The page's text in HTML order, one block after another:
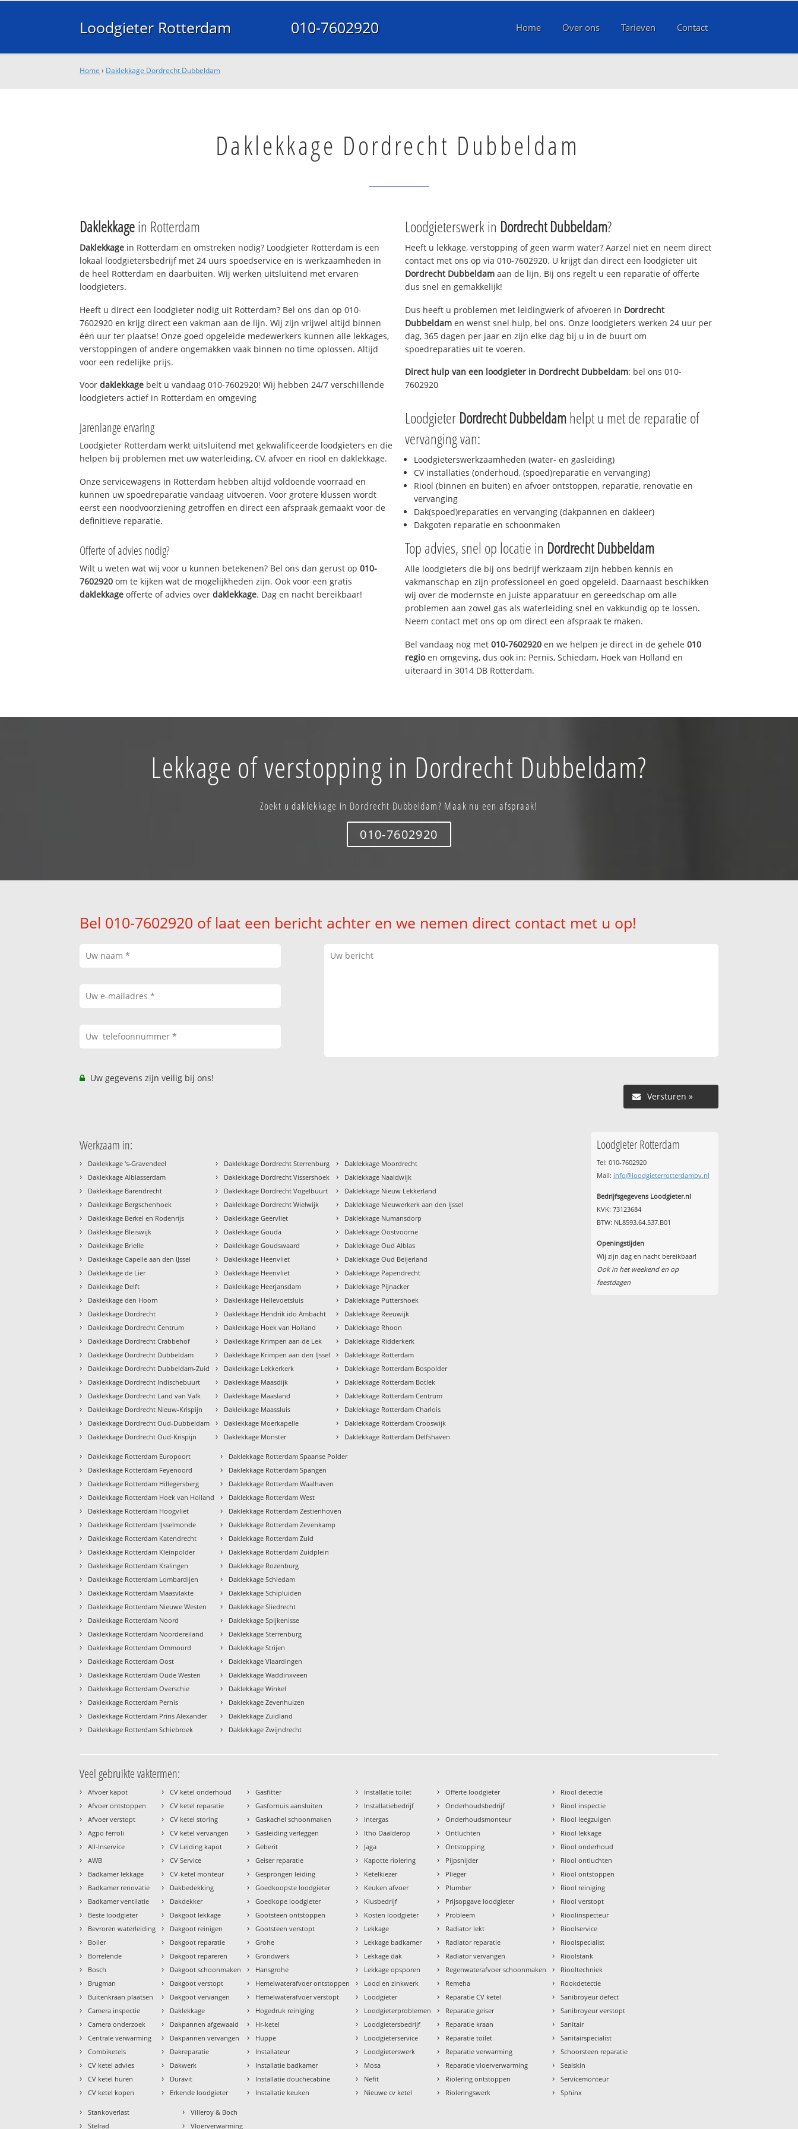
Loodgieter Rotterdam 010-7602920 Home Over ons Tarieven Contact
Home › Daklekkage Dordrecht Dubbeldam
Daklekkage Dordrecht Dubbeldam
Daklekkagein Rotterdam
Daklekkage in Rotterdam en omstreken nodig? Loodgieter Rotterdam is een
lokaal loodgietersbedrijf met 24 uurs spoedservice en is werkzaamheden in
de heel Rotterdam en daarbuiten. Wij werken uitsluitend met ervaren
loodgieters.
Heeft u direct een loodgieter nodig uit Rotterdam? Bel ons dan op 010-
7602920 en krijg direct een vakman aan de lijn. Wij zijn vrijwel altijd binnen
één uur ter plaatse! Onze goed opgeleide medewerkers kunnen alle lekkages,
verstoppingen of andere ongemakken vaak binnen no time oplossen. Altijd
voor een redelijke prijs.
Voordaklekkage belt u vandaag 010-7602920! Wij hebben 24/7 verschillende
loodgieters actief in Rotterdam en omgeving
Jarenlange ervaring
Loodgieter Rotterdam werkt uitsluitend met gekwalificeerde loodgieters en die
helpen bij problemen met uw waterleiding, CV, afvoer en riool en daklekkage.
Onze servicewagens in Rotterdam hebben altijd voldoende voorraad en
kunnen uw spoedreparatie vandaag uitvoeren. Voor grotere klussen wordt
eerst een noodvoorziening getroffen en direct een afspraak gemaakt voor de
definitieve reparatie.
Offerte of advies nodig?
Wilt u weten wat wij voor u kunnen betekenen? Bel ons dan gerust op010-
7602920 om te kijken wat de mogelijkheden zijn. Ook voor een gratis
daklekkage offerte of advies overdaklekkage. Dag en nacht bereikbaar!
Loodgieterswerk in Dordrecht Dubbeldam?
Heeft u lekkage, verstopping of geen warm water? Aarzel niet en neem direct
contact met ons op via 010-7602920. U krijgt dan direct een loodgieter uit
Dordrecht Dubbeldam aan de lijn. Bij ons regelt u een reparatie of offerte
dus snel en gemakkelijk!
Dus heeft u problemen met leidingwerk of afvoeren in Dordrecht
Dubbeldam en wenst snel hulp, bel ons. Onze loodgieters werken 24 uur per
dag, 365 dagen per jaar en zijn elke dag bij u in de buurt om
spoedreparaties uit te voeren.
Direct hulp van een loodgieter in Dordrecht Dubbeldam: bel ons 010-
7602920
Loodgieter Dordrecht Dubbeldamhelpt u met de reparatie of
vervanging van:
Loodgieterswerkzaamheden (water- en gasleiding)
CV installaties (onderhoud, (spoed)reparatie en vervanging)
Riool (binnen en buiten) en afvoer ontstoppen, reparatie, renovatie en
vervanging
Dak(spoed)reparaties en vervanging (dakpannen en dakleer)
Dakgoten reparatie en schoonmaken
Top advies, snel op locatie in Dordrecht Dubbeldam
Alle loodgieters die bij ons bedrijf werkzaam zijn hebben kennis en
vakmanschap en zijn professioneel en goed opgeleid. Daarnaast beschikken
wij over de modernste en juiste apparatuur en gereedschap om alle
problemen aan zowel gas als waterleiding snel en vakkundig op te lossen.
Neem contact met ons op om direct een afspraak te maken.
Bel vandaag nog met 010-7602920 en we helpen je direct in de gehele 010
regioen omgeving, dus ook in: Pernis, Schiedam, Hoek van Holland en
uiteraard in 3014 DB Rotterdam.
Lekkage of verstopping in Dordrecht Dubbeldam?
Zoekt u daklekkage in Dordrecht Dubbeldam? Maak nu een afspraak!
010-7602920
Bel 010-7602920 of laat een bericht achter en we nemen direct contact met u op!
Uw gegevens zijn veilig bij ons!
Versturen »
Werkzaam in:
› Daklekkage 's-Gravendeel
› Daklekkage Alblasserdam
› Daklekkage Barendrecht
› Daklekkage Bergschenhoek
› Daklekkage Berkel en Rodenrijs
› Daklekkage Bleiswijk
› Daklekkage Brielle
› Daklekkage Capelle aan den IJssel
› Daklekkage de Lier
› Daklekkage Delft
› Daklekkage den Hoorn
› Daklekkage Dordrecht
› Daklekkage Dordrecht Centrum
› Daklekkage Dordrecht Crabbehof
› Daklekkage Dordrecht Dubbeldam
› Daklekkage Dordrecht Dubbeldam-Zuid
› Daklekkage Dordrecht Indischebuurt
› Daklekkage Dordrecht Land van Valk
› Daklekkage Dordrecht Nieuw-Krispijn
› Daklekkage Dordrecht Oud-Dubbeldam
› Daklekkage Dordrecht Oud-Krispijn
› Daklekkage Dordrecht Sterrenburg
› Daklekkage Dordrecht Vissershoek
› Daklekkage Dordrecht Vogelbuurt
› Daklekkage Dordrecht Wielwijk
› Daklekkage Geervliet
› Daklekkage Gouda
› Daklekkage Goudswaard
› Daklekkage Heenvliet
› Daklekkage Heenvliet
› Daklekkage Heerjansdam
› Daklekkage Hellevoetsluis
› Daklekkage Hendrik ido Ambacht
› Daklekkage Hoek van Holland
› Daklekkage Krimpen aan de Lek
› Daklekkage Krimpen aan den IJssel
› Daklekkage Lekkerkerk
› Daklekkage Maasdijk
› Daklekkage Maasland
› Daklekkage Maassluis
› Daklekkage Moerkapelle
› Daklekkage Monster
› Daklekkage Moordrecht
› Daklekkage Naaldwijk
› Daklekkage Nieuw Lekkerland
› Daklekkage Nieuwerkerk aan den Ijssel
› Daklekkage Numansdorp
› Daklekkage Oostvoorne
› Daklekkage Oud Alblas
› Daklekkage Oud Beijerland
› Daklekkage Papendrecht
› Daklekkage Pijnacker
› Daklekkage Puttershoek
› Daklekkage Reeuwijk
› Daklekkage Rhoon
› Daklekkage Ridderkerk
› Daklekkage Rotterdam
› Daklekkage Rotterdam Bospolder
› Daklekkage Rotterdam Botlek
› Daklekkage Rotterdam Centrum
› Daklekkage Rotterdam Charlois
› Daklekkage Rotterdam Crooswijk
› Daklekkage Rotterdam Delfshaven
› Daklekkage Rotterdam Europoort
› Daklekkage Rotterdam Feyenoord
› Daklekkage Rotterdam Hillegersberg
› Daklekkage Rotterdam Hoek van Holland
› Daklekkage Rotterdam Hoogvliet
› Daklekkage Rotterdam IJsselmonde
› Daklekkage Rotterdam Katendrecht
› Daklekkage Rotterdam Kleinpolder
› Daklekkage Rotterdam Kralingen
› Daklekkage Rotterdam Lombardijen
› Daklekkage Rotterdam Maasvlakte
› Daklekkage Rotterdam Nieuwe Westen
› Daklekkage Rotterdam Noord
› Daklekkage Rotterdam Noordereiland
› Daklekkage Rotterdam Ommoord
› Daklekkage Rotterdam Oost
› Daklekkage Rotterdam Oude Westen
› Daklekkage Rotterdam Overschie
› Daklekkage Rotterdam Pernis
› Daklekkage Rotterdam Prins Alexander
› Daklekkage Rotterdam Schiebroek
› Daklekkage Rotterdam Spaanse Polder
› Daklekkage Rotterdam Spangen
› Daklekkage Rotterdam Waalhaven
› Daklekkage Rotterdam West
› Daklekkage Rotterdam Zestienhoven
› Daklekkage Rotterdam Zevenkamp
› Daklekkage Rotterdam Zuid
› Daklekkage Rotterdam Zuidplein
› Daklekkage Rozenburg
› Daklekkage Schiedam
› Daklekkage Schipluiden
› Daklekkage Sliedrecht
› Daklekkage Spijkenisse
› Daklekkage Sterrenburg
› Daklekkage Strijen
› Daklekkage Vlaardingen
› Daklekkage Waddinxveen
› Daklekkage Winkel
› Daklekkage Zevenhuizen
› Daklekkage Zuidland
› Daklekkage Zwijndrecht
Loodgieter Rotterdam
Tel: 010-7602920
Mail: info@loodgieterrotterdambv.nl
Bedrijfsgegevens Loodgieter.nl
KVK: 73123684
BTW: NL8593.64.537.B01
Openingstijden
Wij zijn dag en nacht bereikbaar!
Ook in het weekend en op
feestdagen
Veel gebruikte vaktermen:
› Afvoer kapot
› Afvoer ontstoppen
› Afvoer verstopt
› Agpo ferroli
› All-Inservice
› AWB
› Badkamer lekkage
› Badkamer renovatie
› Badkamer ventilatie
› Beste loodgieter
› Bevroren waterleiding
› Boiler
› Borrelende
› Bosch
› Brugman
› Buitenkraan plaatsen
› Camera inspectie
› Camera onderzoek
› Centrale verwarming
› Combiketels
› CV ketel advies
› CV ketel huren
› CV ketel kopen
› CV ketel onderhoud
› CV ketel reparatie
› CV ketel storing
› CV ketel vervangen
› CV Leiding kapot
› CV Service
› CV-ketel monteur
› Dakbedekking
› Dakdekker
› Dakgoot lekkage
› Dakgoot reinigen
› Dakgoot reparatie
› Dakgoot repareren
› Dakgoot schoonmaken
› Dakgoot verstopt
› Dakgoot vervangen
› Daklekkage
› Dakpannen afgewaaid
› Dakpannen vervangen
› Dakreparatie
› Dakwerk
› Duravit
› Erkende loodgieter
› Gasfitter
› Gasfornuis aansluiten
› Gaskachel schoonmaken
› Gasleiding verleggen
› Geberit
› Geiser reparatie
› Gesprongen leiding
› Goedkoopste loodgieter
› Goedkope loodgieter
› Gootsteen ontstoppen
› Gootsteen verstopt
› Grohe
› Grondwerk
› Hansgrohe
› Hemelwaterafvoer ontstoppen
› Hemelwaterafvoer verstopt
› Hogedruk reiniging
› Hr-ketel
› Huppe
› Installateur
› Installatie badkamer
› Installatie douchecabine
› Installatie keuken
› Installatie toilet
› Installatiebedrijf
› Intergas
› Itho Daalderop
› Jaga
› Kapotte riolering
› Ketelkiezer
› Keuken afvoer
› Klusbedrijf
› Kosten loodgieter
› Lekkage
› Lekkage badkamer
› Lekkage dak
› Lekkage opsporen
› Lood en zinkwerk
› Loodgieter
› Loodgieterproblemen
› Loodgietersbedrijf
› Loodgieterservice
› Loodgieterswerk
› Mosa
› Nefit
› Nieuwe cv ketel
› Offerte loodgieter
› Onderhoudsbedrijf
› Onderhoudsmonteur
› Ontluchten
› Ontstopping
› Pijpsnijder
› Plieger
› Plumber
› Prijsopgave loodgieter
› Probleem
› Radiator lekt
› Radiator reparatie
› Radiator vervangen
› Regenwaterafvoer schoonmaken
› Remeha
› Reparatie CV ketel
› Reparatie geiser
› Reparatie kraan
› Reparatie toilet
› Reparatie verwarming
› Reparatie vloerverwarming
› Riolering ontstoppen
› Rioleringswerk
› Riool detectie
› Riool inspectie
› Riool leegzuigen
› Riool lekkage
› Riool onderhoud
› Riool ontluchten
› Riool ontstoppen
› Riool reiniging
› Riool verstopt
› Rioolinspecteur
› Rioolservice
› Rioolspecialist
› Rioolstank
› Riooltechniek
› Rookdetectie
› Sanibroyeur defect
› Sanibroyeur verstopt
› Sanitair
› Sanitairspecialist
› Schoorsteen reparatie
› Sealskin
› Servicemonteur
› Sphinx
› Stankoverlast
› Stelrad
› Villeroy & Boch
› Vloerverwarming